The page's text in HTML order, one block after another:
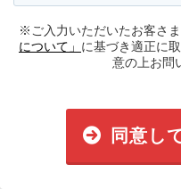
※ご入力いただいたお客さま
について」 に基づき適正に
意の上お問
同意し